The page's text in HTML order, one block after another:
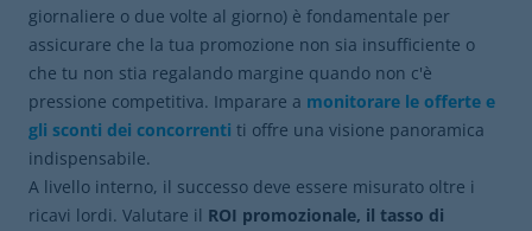
giornaliere o due volte al giorno) è fondamentale per
assicurare che la tua promozione non sia insufficiente o
che tu non stia regalando margine quando non c'è
pressione competitiva. Imparare a monitorare le offerte e
gli sconti dei concorrenti ti offre una visione panoramica
indispensabile.
A livello interno, il successo deve essere misurato oltre i
ricavi lordi. Valutare il ROI promozionale, il tasso di